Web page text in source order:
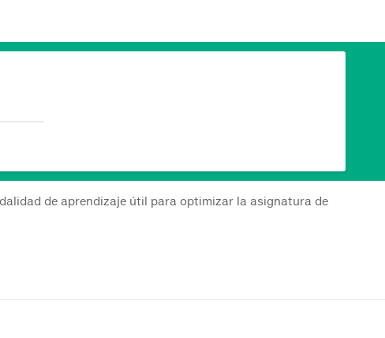
de aprendizaje útil para optimizar la asignatura de